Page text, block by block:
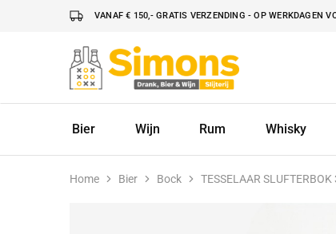
VANAF € 150,- GRATIS VERZENDING - OP WERKDAGEN
Simonsdrank.nl
Drank,
Bier
Bier
Wijn Rum Whisky
Home Bier Bock TESSELAAR SLUFTERBOK